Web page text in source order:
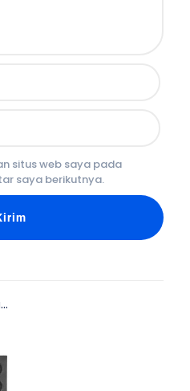
situs web saya pada
saya berikutnya.